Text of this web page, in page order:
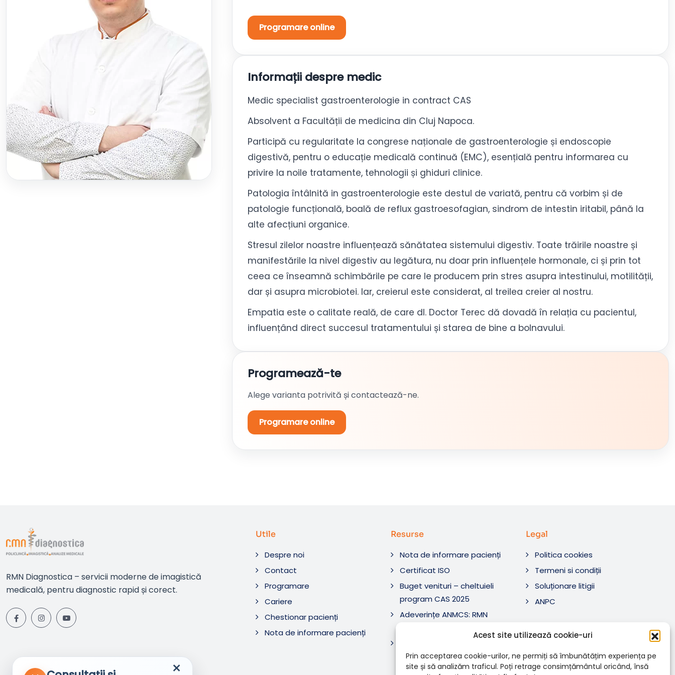
Acest site utilizează cookie-uri
Prin acceptarea cookie-urilor, ne permiți să îmbunătățim experiența pe
site și să analizăm traficul. Poți retrage consimțământul oricând, însă
Programare online
Informații despre medic
Medic specialist gastroenterologie in contract CAS
Absolvent a Facultății de medicina din Cluj Napoca.
Participă cu regularitate la congrese naționale de gastroenterologie și endoscopie
digestivă, pentru o educație medicală continuă (EMC), esențială pentru informarea cu
privire la noile tratamente, tehnologii și ghiduri clinice.
Patologia întâlnită in gastroenterologie este destul de variată, pentru că vorbim și de
patologie funcțională, boală de reflux gastroesofagian, sindrom de intestin iritabil, până la
alte afecțiuni organice.
Stresul zilelor noastre influențează sănătatea sistemului digestiv. Toate trăirile noastre și
manifestările la nivel digestiv au legătura, nu doar prin influențele hormonale, ci și prin tot
ceea ce înseamnă schimbările pe care le producem prin stres asupra intestinului, motilității,
dar și asupra microbiotei. Iar, creierul este considerat, al treilea creier al nostru.
Empatia este o calitate reală, de care dl. Doctor Terec dă dovadă în relația cu pacientul,
influențând direct succesul tratamentului și starea de bine a bolnavului.
Programează-te
Alege varianta potrivită și contactează-ne.
Programare online
RMN Diagnostica – servicii moderne de imagistică
medicală, pentru diagnostic rapid și corect.
Utile
Despre noi
Contact
Programare
Cariere
Chestionar pacienți
Nota de informare pacienți
Resurse
Nota de informare pacienți
Certificat ISO
Buget venituri – cheltuieli
program CAS 2025
Adeverințe ANMCS: RMN
Diagnostica SRL
Legal
Politica cookies
Termeni si condiții
Soluționare litigii
ANPC
×